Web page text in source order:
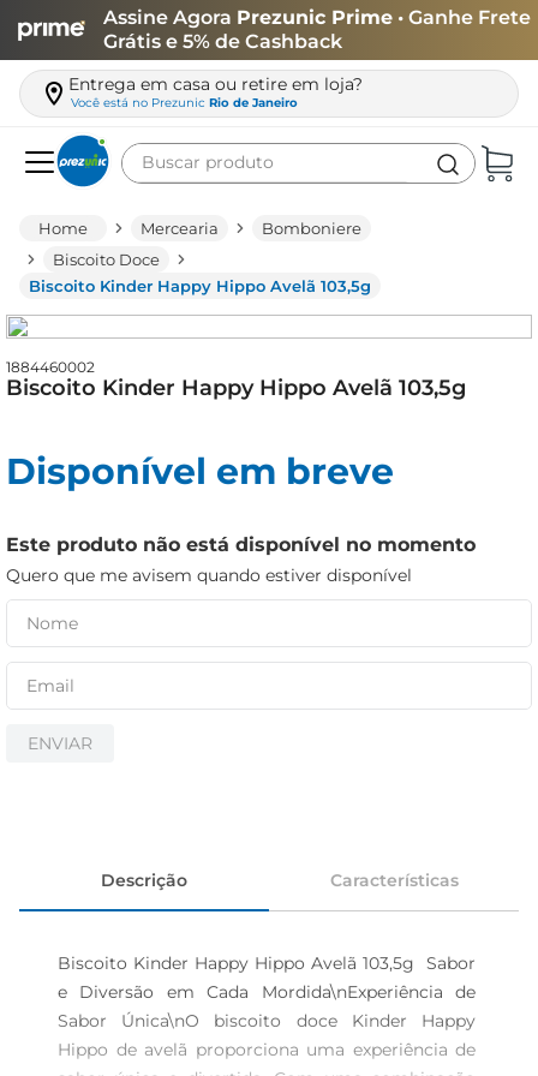
Assine Agora Prezunic Prime • Ganhe Frete
Grátis e 5% de Cashback
Entrega em casa ou retire em loja?
Você está no Prezunic Rio de Janeiro
Buscar produto
Mercearia
Bomboniere
Biscoito Doce
Biscoito Kinder Happy Hippo Avelã 103,5g
1884460002
Biscoito Kinder Happy Hippo Avelã 103,5g
Disponível em breve
Este produto não está disponível no momento
Quero que me avisem quando estiver disponível
ENVIAR
Descrição Características
Biscoito Kinder Happy Hippo Avelã 103,5g  Sabor
e Diversão em Cada Mordida\nExperiência de
Sabor Única\nO biscoito doce Kinder Happy
Hippo de avelã proporciona uma experiência de
leite
queijo
arroz
iogurte
papel higiênico
cerveja